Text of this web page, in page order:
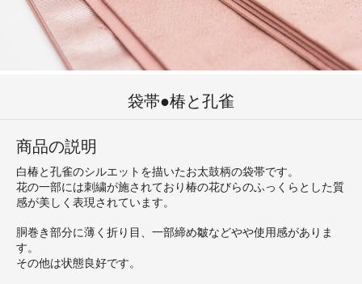
袋帯●椿と孔雀
商品の説明
白椿と孔雀のシルエットを描いたお太鼓柄の袋帯です。
花の一部には刺繍が施されており椿の花びらのふっくらとした質
感が美しく表現されています。
胴巻き部分に薄く折り目、一部締め皺などやや使用感がありま
す。
その他は状態良好です。